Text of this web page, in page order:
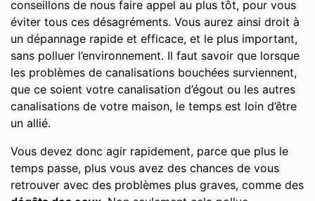
conseillons de nous faire appel au plus tôt, pour vous
éviter tous ces désagréments. Vous aurez ainsi droit à
un dépannage rapide et efficace, et le plus important,
sans polluer l’environnement. Il faut savoir que lorsque
les problèmes de canalisations bouchées surviennent,
que ce soient votre canalisation d’égout ou les autres
canalisations de votre maison, le temps est loin d’être
un allié.
Vous devez donc agir rapidement, parce que plus le
temps passe, plus vous avez des chances de vous
retrouver avec des problèmes plus graves, comme des